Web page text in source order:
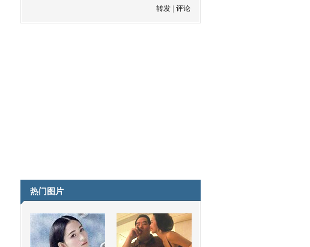
转发
评论
热门图片